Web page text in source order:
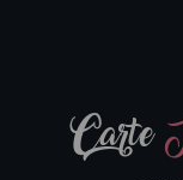
Carte